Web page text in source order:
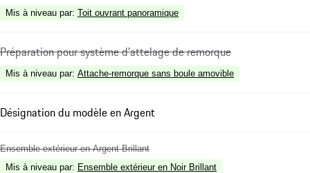
Mis à niveau par: Toit ouvrant panoramique
Préparation pour système d'attelage de remorque
Mis à niveau par: Attache-remorque sans boule amovible
Désignation du modèle en Argent
Ensemble extérieur en Argent Brillant
Mis à niveau par: Ensemble extérieur en Noir Brillant